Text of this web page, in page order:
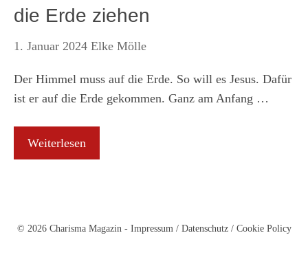
die Erde ziehen
1. Januar 2024 Elke Mölle
Der Himmel muss auf die Erde. So will es Jesus. Dafür
ist er auf die Erde gekommen. Ganz am Anfang …
Weiterlesen
© 2026 Charisma Magazin - Impressum/ Datenschutz/ Cookie Policy